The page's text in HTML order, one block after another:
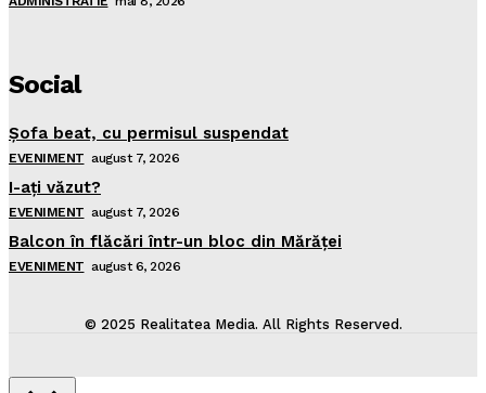
Social
Şofa beat, cu permisul suspendat
EVENIMENT august 7, 2026
I-aţi văzut?
EVENIMENT august 7, 2026
Balcon în flăcări într-un bloc din Mărăţei
EVENIMENT august 6, 2026
© 2025 Realitatea Media. All Rights Reserved.